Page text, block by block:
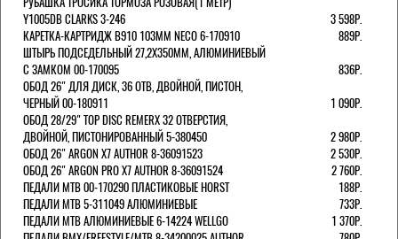
Y1005DB CLARKS 3-246
3 598Р.
КАРЕТКА-КАРТРИДЖ B910 103ММ NECO 6-170910
889Р.
ШТЫРЬ ПОДСЕДЕЛЬНЫЙ 27,2Х350ММ, АЛЮМИНИЕВЫЙ
С ЗАМКОМ 00-170095
836Р.
ОБОД 26" ДЛЯ ДИСК, 36 ОТВ, ДВОЙНОЙ, ПИСТОН,
ЧЕРНЫЙ 00-180911
1 090Р.
ОБОД 28/29" TOP DISC REMERX 32 ОТВЕРСТИЯ,
ДВОЙНОЙ, ПИСТОНИРОВАННЫЙ 5-380450
2 980Р.
ОБОД 26" ARGON X7 AUTHOR 8-36091523
2 530Р.
ОБОД 26" ARGON PRO X7 AUTHOR 8-36091524
2 760Р.
ПЕДАЛИ МТВ 00-170290 ПЛАСТИКОВЫЕ HORST
188Р.
ПЕДАЛИ MTB 5-311049 АЛЮМИНИЕВЫЕ
733Р.
ПЕДАЛИ MTB АЛЮМИНИЕВЫЕ 6-14224 WELLGO
1 370Р.